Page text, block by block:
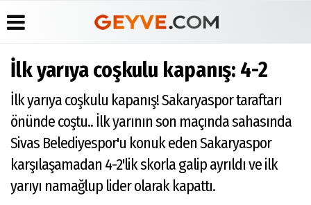
Üye Paneli
Haber
Arşivi
Günün
Haberleri
Anketler
Biyografiler
Köşe
Yazarları
Video
Galeri
Foto
Galeri
Etkinlikler
İlkeleri
Medyabar.com
İletişim
İlk yarıya coşkulu kapanış: 4-2
İlk yarıya coşkulu kapanış! Sakaryaspor taraftarı
önünde coştu.. İlk yarının son maçında sahasında
Sivas Belediyespor'u konuk eden Sakaryaspor
karşılaşamadan 4-2'lik skorla galip ayrıldı ve ilk
yarıyı namağlup lider olarak kapattı.